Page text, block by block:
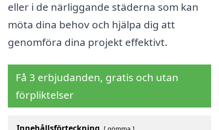
eller i de närliggande städerna som kan
möta dina behov och hjälpa dig att
genomföra dina projekt effektivt.
Få 3 erbjudanden, gratis och utan
förpliktelser